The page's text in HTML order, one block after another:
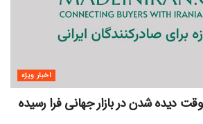
اخبار ویژه
وقت دیده شدن در بازار جهانی فرا رسیده